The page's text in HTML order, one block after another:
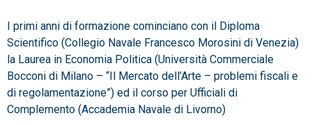
I primi anni di formazione cominciano con il Diploma
Scientifico (Collegio Navale Francesco Morosini di Venezia)
la Laurea in Economia Politica (Università Commerciale
Bocconi di Milano – “Il Mercato dell’Arte – problemi fiscali e
di regolamentazione”) ed il corso per Ufficiali di
Complemento (Accademia Navale di Livorno)